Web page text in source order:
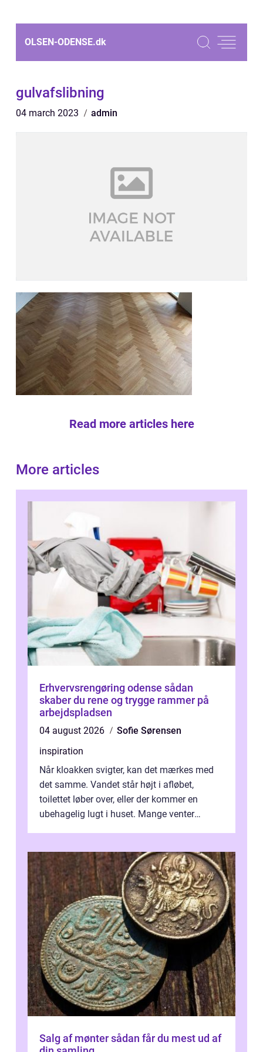
OLSEN-ODENSE.dk
gulvafslibning
04 march 2023 admin
Read more articles here
More articles
Erhvervsrengøring odense sådan
skaber du rene og trygge rammer på
arbejdspladsen
04 august 2026
Sofie Sørensen
inspiration
Når kloakken svigter, kan det mærkes med
det samme. Vandet står højt i afløbet,
toilettet løber over, eller der kommer en
ubehagelig lugt i huset. Mange venter
Salg af mønter sådan får du mest ud af